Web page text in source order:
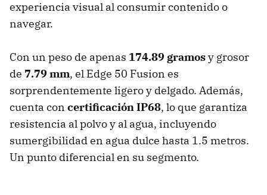
experiencia visual al consumir contenido o
navegar.
Con un peso de apenas 174.89 gramosy grosor
de 7.79 mm, el Edge 50 Fusion es
sorprendentemente ligero y delgado. Además,
cuenta con certificación IP68, lo que garantiza
resistencia al polvo y al agua, incluyendo
sumergibilidad en agua dulce hasta 1.5 metros.
Un punto diferencial en su segmento.